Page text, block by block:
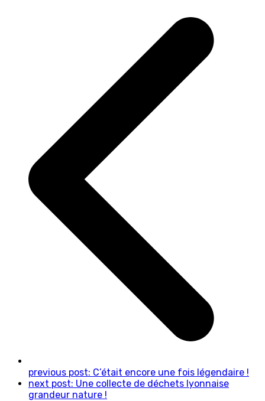
previous post: C’était encore une fois légendaire !
next post: Une collecte de déchets lyonnaise
grandeur nature !